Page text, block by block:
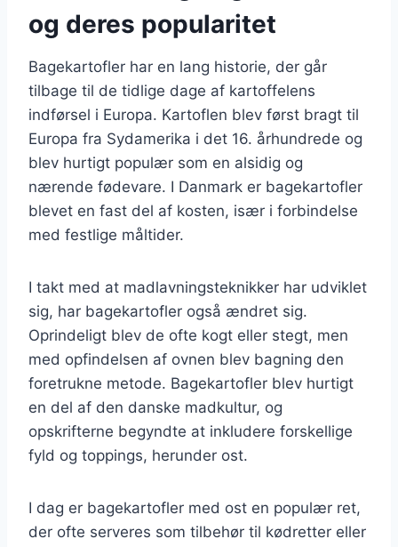
og deres popularitet
Bagekartofler har en lang historie, der går
tilbage til de tidlige dage af kartoffelens
indførsel i Europa. Kartoflen blev først bragt til
Europa fra Sydamerika i det 16. århundrede og
blev hurtigt populær som en alsidig og
nærende fødevare. I Danmark er bagekartofler
blevet en fast del af kosten, især i forbindelse
med festlige måltider.
I takt med at madlavningsteknikker har udviklet
sig, har bagekartofler også ændret sig.
Oprindeligt blev de ofte kogt eller stegt, men
med opfindelsen af ovnen blev bagning den
foretrukne metode. Bagekartofler blev hurtigt
en del af den danske madkultur, og
opskrifterne begyndte at inkludere forskellige
fyld og toppings, herunder ost.
I dag er bagekartofler med ost en populær ret,
der ofte serveres som tilbehør til kødretter eller